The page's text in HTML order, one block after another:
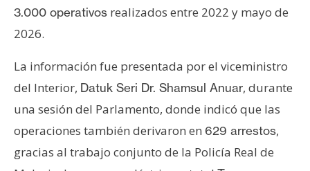
r
s
C
o
n
3.000 operativos realizados entre 2022 y mayo de
2026.
La información fue presentada por el viceministro
del Interior, Datuk Seri Dr. Shamsul Anuar, durante
una sesión del Parlamento, donde indicó que las
operaciones también derivaron en 629 arrestos,
gracias al trabajo conjunto de la Policía Real de